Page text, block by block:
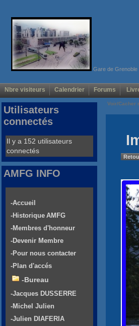
Gare de Grenoble
Nbre visiteurs Calendrier Forums
Voir/Cacher
Utilisateurs
connectés
Il y a 152 utilisateurs
connectés
AMFG INFO
-Accueil
-Historique AMFG
-Membres d'honneur
-Devenir Membre
-Pour nous contacter
-Plan d'accés
-Bureau
-Jacques DUSSERRE
-Michel Julien
-Julien DIAFERIA